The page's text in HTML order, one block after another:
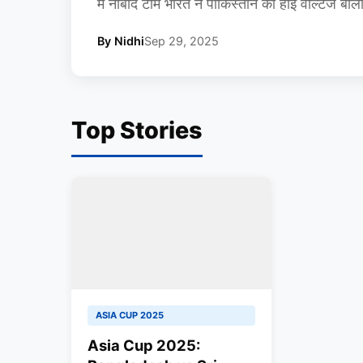
में नाबाद टीम भारत ने पाकिस्तान को हाई वोल्टेज
By NidhiSep 29, 2025
Top Stories
ASIA CUP 2025
Asia Cup 2025: